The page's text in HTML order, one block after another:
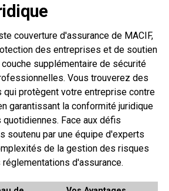
couverture d'assurance de MACIF,
des entreprises et de soutien
supplémentaire de sécurité
Vous trouverez des
protègent votre entreprise contre
garantissant la conformité juridique
Face aux défis
soutenu par une équipe d'experts
de la gestion des risques
d'assurance.